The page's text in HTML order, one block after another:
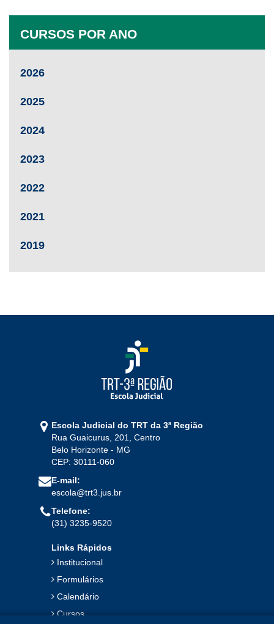
CURSOS POR ANO
2026
2025
2024
2023
2022
2021
2019
Escola Judicial do TRT da 3ª Região
Rua Guaicurus, 201, Centro
Belo Horizonte - MG
CEP: 30111-060
E-mail:
escola@trt3.jus.br
Telefone:
(31) 3235-9520
Links Rápidos
Institucional
Formulários
Calendário
Cursos